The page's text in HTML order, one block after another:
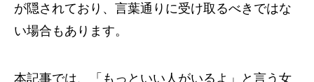
が隠されており、言葉通りに受け取るべきではな
い場合もあります。
本記事では、「もっといい人がいるよ」と言う女